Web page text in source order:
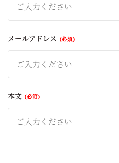
メールアドレス 必須
本文 必須